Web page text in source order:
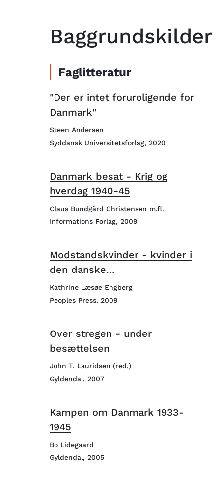
Baggrundskilder
Faglitteratur
"Der er intet foruroligende for
Danmark"
Steen Andersen
Syddansk Universitetsforlag, 2020
Danmark besat - Krig og
hverdag 1940-45
Claus Bundgård Christensen m.fl.
Informations Forlag, 2009
Modstandskvinder - kvinder i
den danske
modstandsbevægelse fortæller
Kathrine Læsøe Engberg
Peoples Press, 2009
Over stregen - under
besættelsen
John T. Lauridsen (red.)
Gyldendal, 2007
Kampen om Danmark 1933-
1945
Bo Lidegaard
Gyldendal, 2005